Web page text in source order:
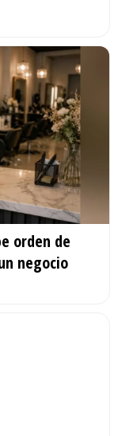
orden de
negocio